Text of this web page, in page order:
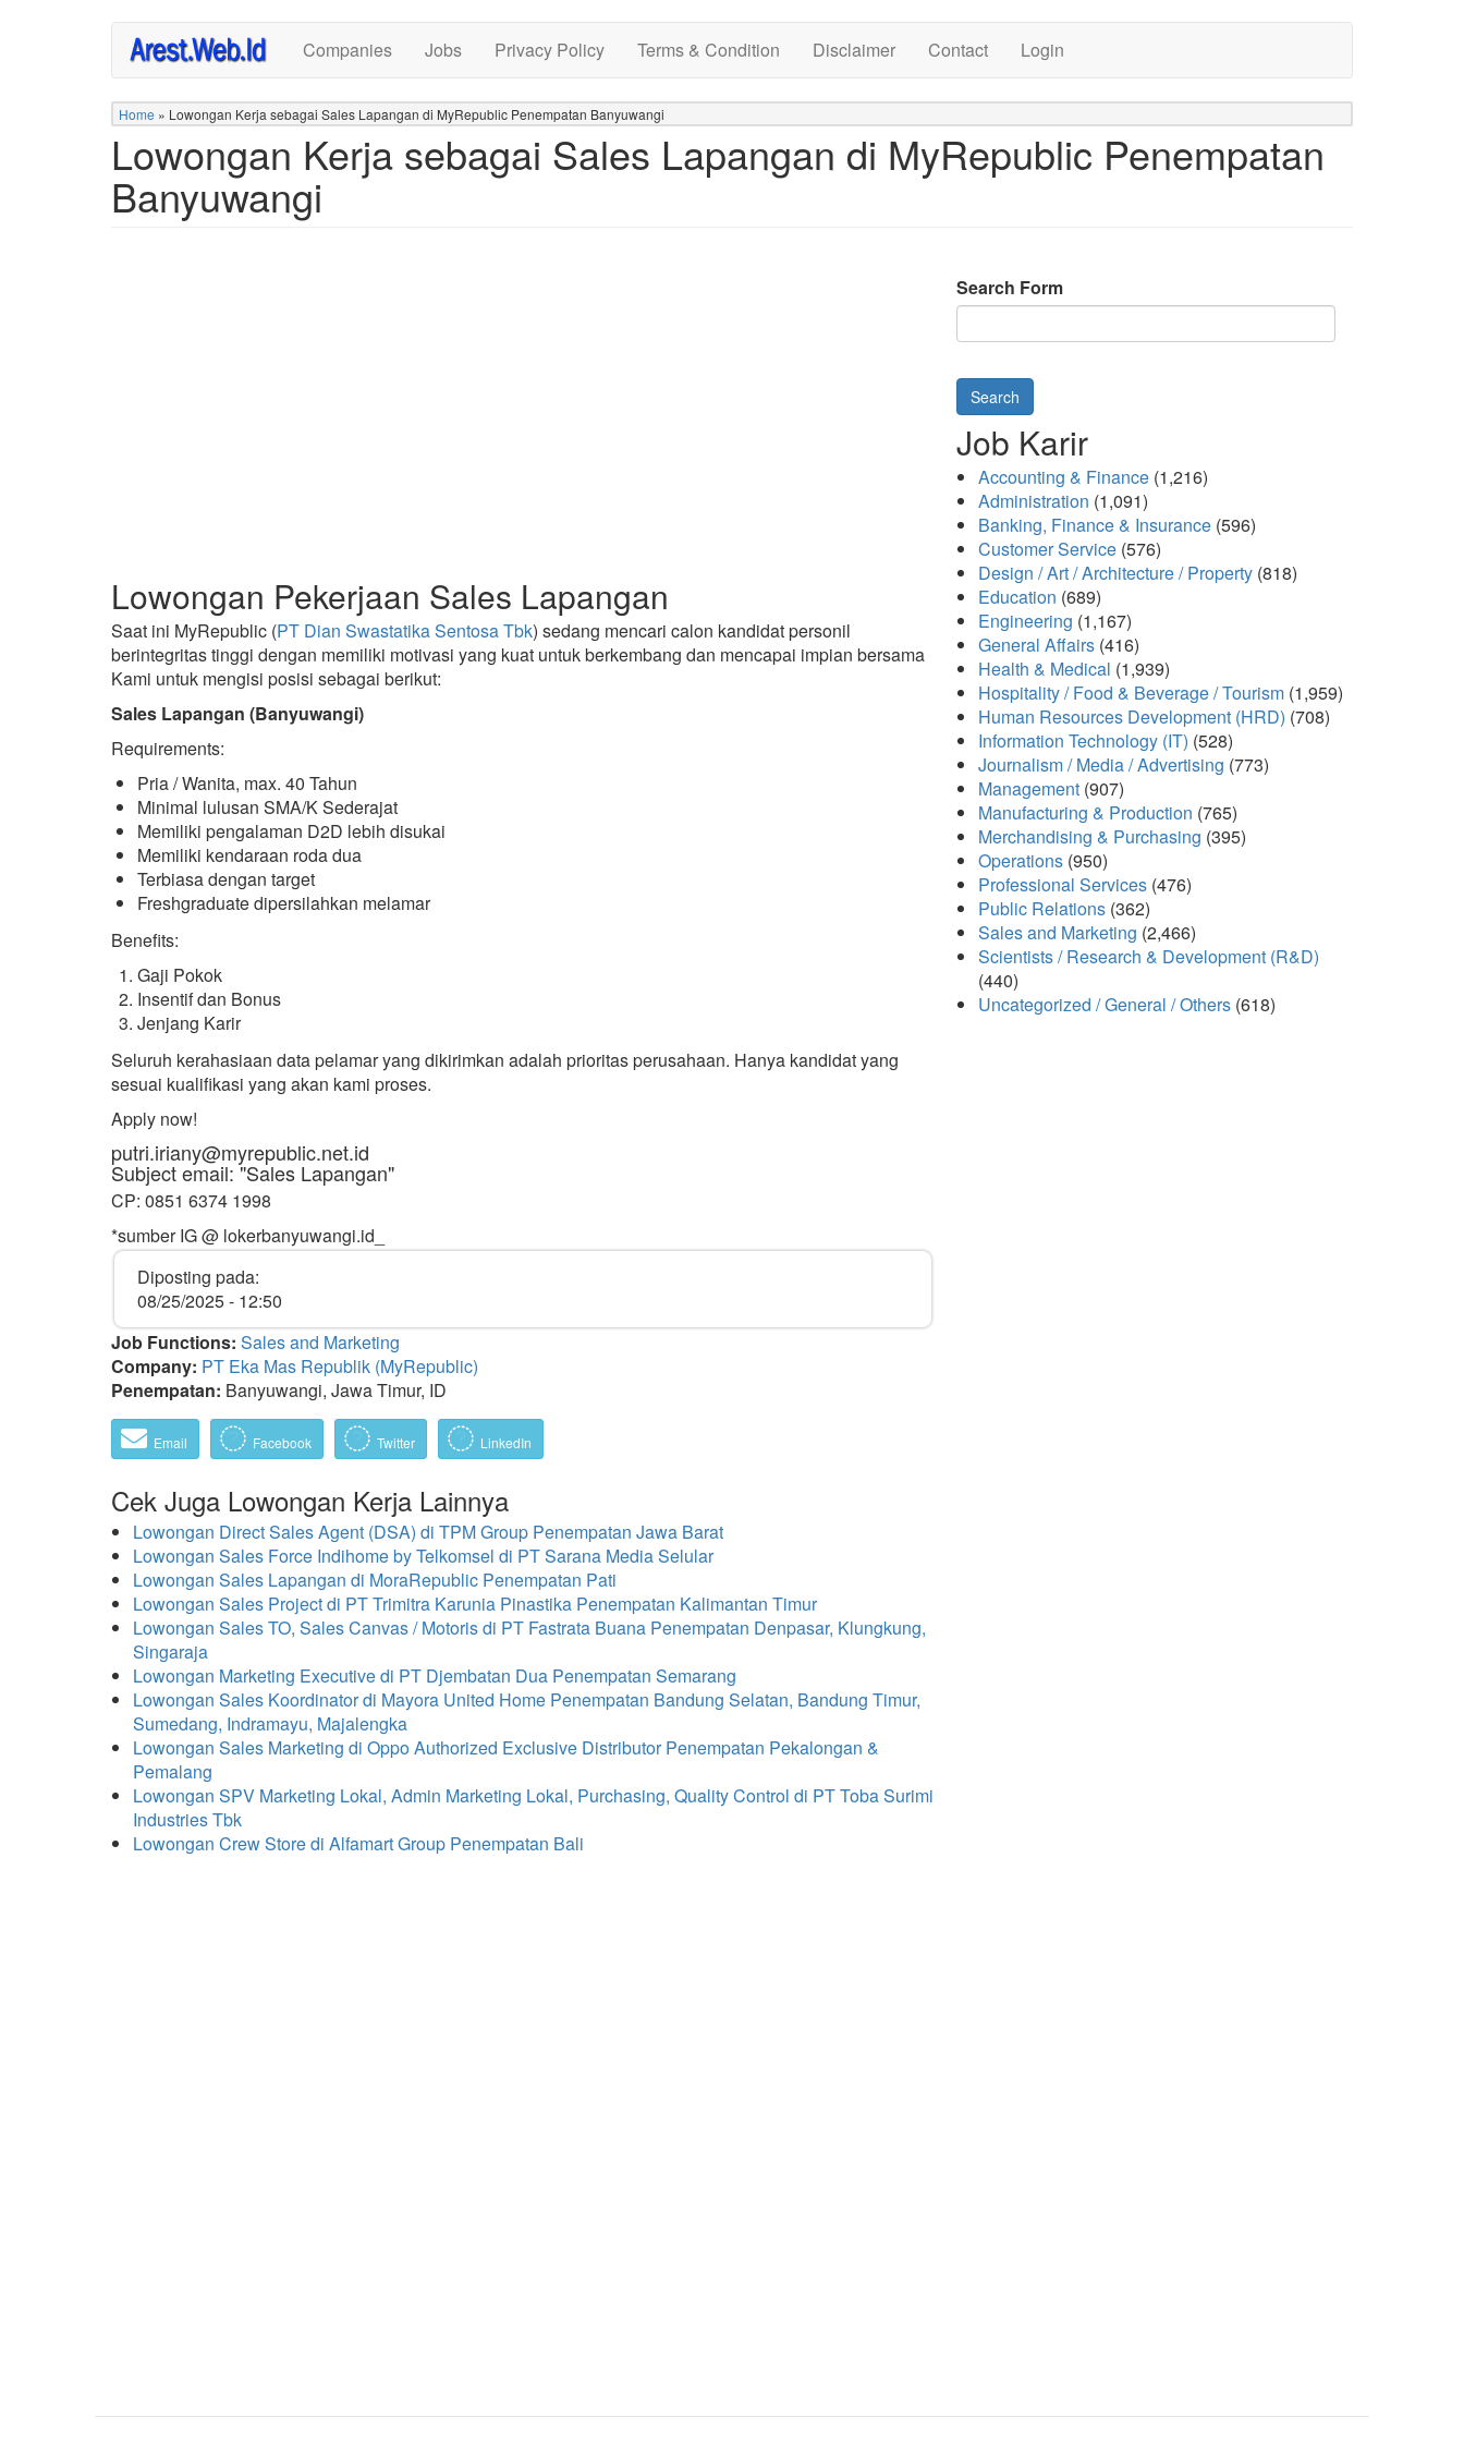
Companies Jobs Privacy Policy Terms & Condition Disclaimer Contact Login
Home » Lowongan Kerja sebagai Sales Lapangan di MyRepublic Penempatan Banyuwangi
Lowongan Kerja sebagai Sales Lapangan di MyRepublic Penempatan
Banyuwangi
Lowongan Pekerjaan Sales Lapangan
Saat ini MyRepublic (PT Dian Swastatika Sentosa Tbk) sedang mencari calon kandidat personil
berintegritas tinggi dengan memiliki motivasi yang kuat untuk berkembang dan mencapai impian bersama
Kami untuk mengisi posisi sebagai berikut:
Sales Lapangan (Banyuwangi)
Requirements:
Pria / Wanita, max. 40 Tahun
Minimal lulusan SMA/K Sederajat
Memiliki pengalaman D2D lebih disukai
Memiliki kendaraan roda dua
Terbiasa dengan target
Freshgraduate dipersilahkan melamar
Benefits:
Gaji Pokok
Insentif dan Bonus
Jenjang Karir
Seluruh kerahasiaan data pelamar yang dikirimkan adalah prioritas perusahaan. Hanya kandidat yang
sesuai kualifikasi yang akan kami proses.
Apply now!
putri.iriany@myrepublic.net.id
Subject email: "Sales Lapangan"
CP: 0851 6374 1998
*sumber IG @ lokerbanyuwangi.id_
Diposting pada:
08/25/2025 - 12:50
Job Functions: Sales and Marketing
Company: PT Eka Mas Republik (MyRepublic)
Penempatan: Banyuwangi, Jawa Timur, ID
Email Facebook Twitter LinkedIn
Cek Juga Lowongan Kerja Lainnya
Lowongan Direct Sales Agent (DSA) di TPM Group Penempatan Jawa Barat
Lowongan Sales Force Indihome by Telkomsel di PT Sarana Media Selular
Lowongan Sales Lapangan di MoraRepublic Penempatan Pati
Lowongan Sales Project di PT Trimitra Karunia Pinastika Penempatan Kalimantan Timur
Lowongan Sales TO, Sales Canvas / Motoris di PT Fastrata Buana Penempatan Denpasar, Klungkung,
Singaraja
Lowongan Marketing Executive di PT Djembatan Dua Penempatan Semarang
Lowongan Sales Koordinator di Mayora United Home Penempatan Bandung Selatan, Bandung Timur,
Sumedang, Indramayu, Majalengka
Lowongan Sales Marketing di Oppo Authorized Exclusive Distributor Penempatan Pekalongan &
Pemalang
Lowongan SPV Marketing Lokal, Admin Marketing Lokal, Purchasing, Quality Control di PT Toba Surimi
Industries Tbk
Lowongan Crew Store di Alfamart Group Penempatan Bali
Search Form
Search
Job Karir
Accounting & Finance (1,216)
Administration (1,091)
Banking, Finance & Insurance (596)
Customer Service (576)
Design / Art / Architecture / Property (818)
Education (689)
Engineering (1,167)
General Affairs (416)
Health & Medical (1,939)
Hospitality / Food & Beverage / Tourism (1,959)
Human Resources Development (HRD) (708)
Information Technology (IT) (528)
Journalism / Media / Advertising (773)
Management (907)
Manufacturing & Production (765)
Merchandising & Purchasing (395)
Operations (950)
Professional Services (476)
Public Relations (362)
Sales and Marketing (2,466)
Scientists / Research & Development (R&D)
(440)
Uncategorized / General / Others (618)